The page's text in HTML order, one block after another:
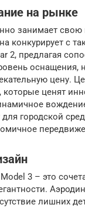
на рынке
занимает
конкурирует с
2, предлагая
оснащения,
цену.
которые ценят
городской
3 – это
лишних